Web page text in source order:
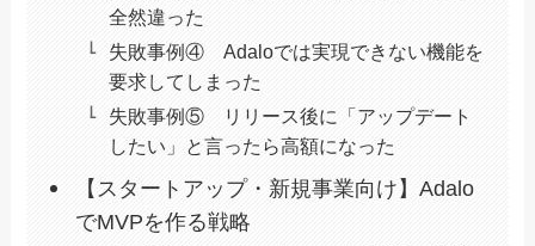
全然違った
失敗事例④ Adaloでは実現できない機能を
要求してしまった
失敗事例⑤ リリース後に「アップデート
したい」と言ったら高額になった
【スタートアップ・新規事業向け】Adalo
でMVPを作る戦略